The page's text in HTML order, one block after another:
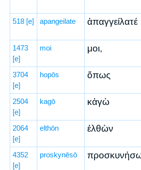
518 [e] apangeilate ἀπαγγείλατέ
1473
[e]
moi μοι,
3704
[e]
hopōs ὅπως
2504
[e]
kagō κἀγὼ
2064
[e]
elthōn ἐλθὼν
4352
[e]
proskynēsō